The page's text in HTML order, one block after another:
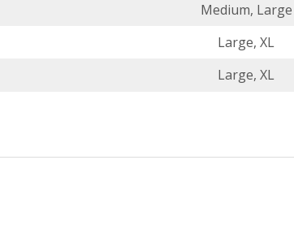
Medium, Large
Large, XL
Large, XL